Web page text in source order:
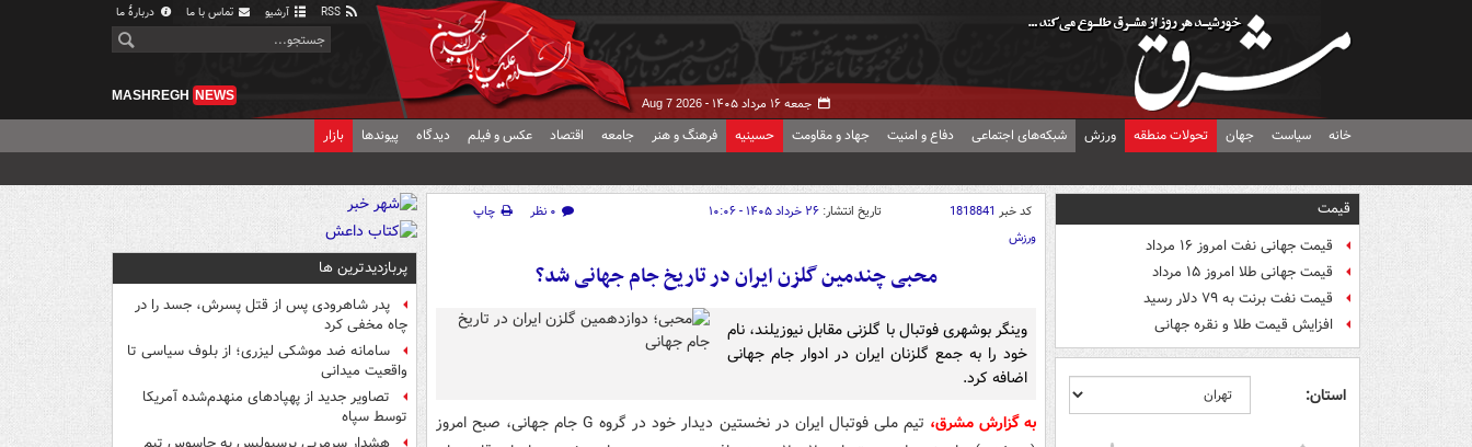
آرشیو تماس با ما دربارهٔ ما
جمعه ۱۶ مرداد ۱۴۰۵ - Aug 7 2026
MASHREGH NEWS
خانه سیاست جهان تحولات منطقه ورزش شبکه‌های اجتماعی دفاع و امنیت جهاد و مقاومت حسینیه فرهنگ و هنر جامعه اقتصاد عکس و فیلم دیدگاه پیوندها بازار
قیمت
قیمت جهانی نفت امروز ۱۶ مرداد
قیمت جهانی طلا امروز ۱۵ مرداد
قیمت نفت برنت به ۷۹ دلار رسید
افزایش قیمت طلا و نقره جهانی
استان:
کد خبر 1818841 تاریخ انتشار: ۲۶ خرداد ۱۴۰۵ - ۱۰:۰۶ ۰ نظر
چاپ
ورزش
محبی چندمین گلزن ایران در تاریخ جام‌ جهانی شد؟
وینگر بوشهری فوتبال با گلزنی مقابل نیوزیلند، نام
خود را به جمع گلزنان ایران در ادوار جام جهانی
اضافه کرد.
به گزارش مشرق،
تیم ملی فوتبال ایران در نخستین دیدار خود در گروه G جام‌ جهانی، صبح امروز
پربازدیدترین ها
پدر شاهرودی پس از قتل پسرش، جسد را در
چاه مخفی کرد
سامانه ضد موشکی لیزری؛ از بلوف سیاسی تا
واقعیت میدانی
تصاویر جدید از پهپادهای منهدم‌شده آمریکا
توسط سپاه